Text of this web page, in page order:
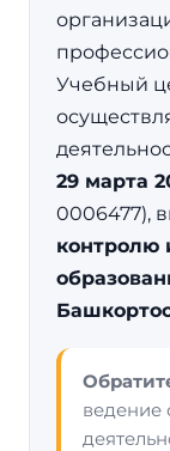
Учебный
29 марта
0006477),
контролю
ведение